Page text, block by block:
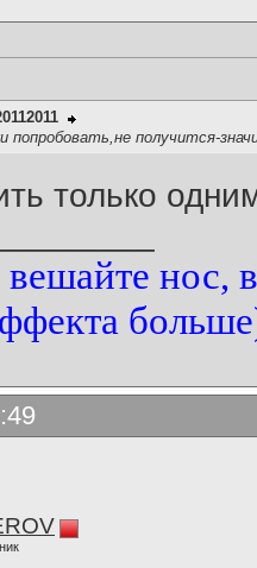
попробовать,не получится-
только
нос,